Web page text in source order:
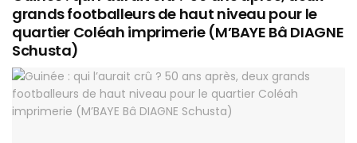
grands footballeurs de haut niveau pour le
quartier Coléah imprimerie (M’BAYE Bâ DIAGNE
Schusta)